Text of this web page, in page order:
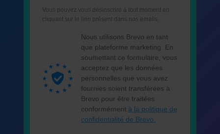
Vous pouvez vous désinscrire à tout moment en
cliquant sur le lien présent dans nos emails.
Nous utilisons Brevo en tant
que plateforme marketing. En
soumettant ce formulaire, vous
acceptez que les données
personnelles que vous avez
fournies soient transférées à
Brevo pour être traitées
conformément à la politique de
confidentialité de Brevo.